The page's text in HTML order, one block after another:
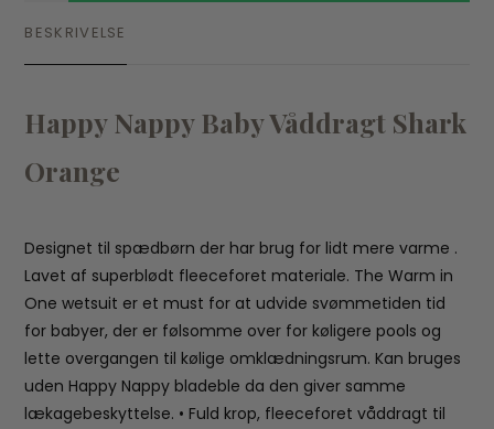
BESKRIVELSE
Happy Nappy Baby Våddragt Shark
Orange
Designet til spædbørn der har brug for lidt mere varme .
Lavet af superblødt fleeceforet materiale. The Warm in
One wetsuit er et must for at udvide svømmetiden tid
for babyer, der er følsomme over for køligere pools og
lette overgangen til kølige omklædningsrum. Kan bruges
uden Happy Nappy bladeble da den giver samme
lækagebeskyttelse. • Fuld krop, fleeceforet våddragt til